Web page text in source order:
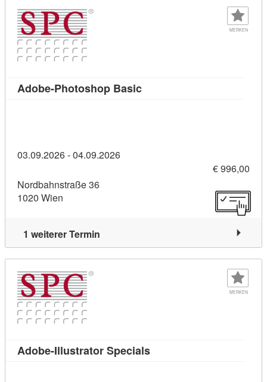
MERKEN
Adobe-Photoshop BasicKursdetail: Adobe-
03.09.2026 - 04.09.2026
€ 996,00
Nordbahnstraße 36
1020 Wien
1 weiterer Termin
MERKEN
Adobe-Illustrator SpecialsKursdetail: Adobe-